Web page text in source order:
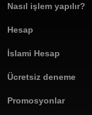
Nasıl işlem yapılır?
Hesap
İslami Hesap
Ücretsiz deneme
Promosyonlar